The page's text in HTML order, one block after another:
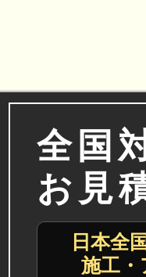
全国
お見
日本全
施工